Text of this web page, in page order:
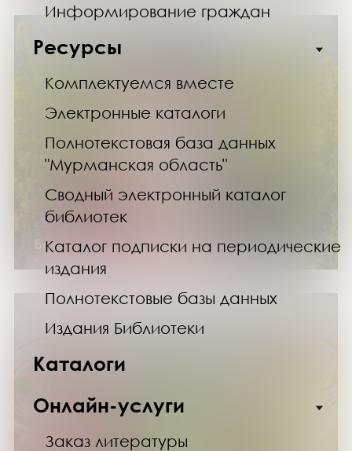
Информирование граждан
Ресурсы
Комплектуемся вместе
Электронные каталоги
Полнотекстовая база данных
"Мурманская область"
Сводный электронный каталог
библиотек
Каталог подписки на периодические
издания
Полнотекстовые базы данных
Издания Библиотеки
Каталоги
Онлайн-услуги
Заказ литературы
с 1 по 31 июля 2026 года
Безопасное лето. Советы аллергикам